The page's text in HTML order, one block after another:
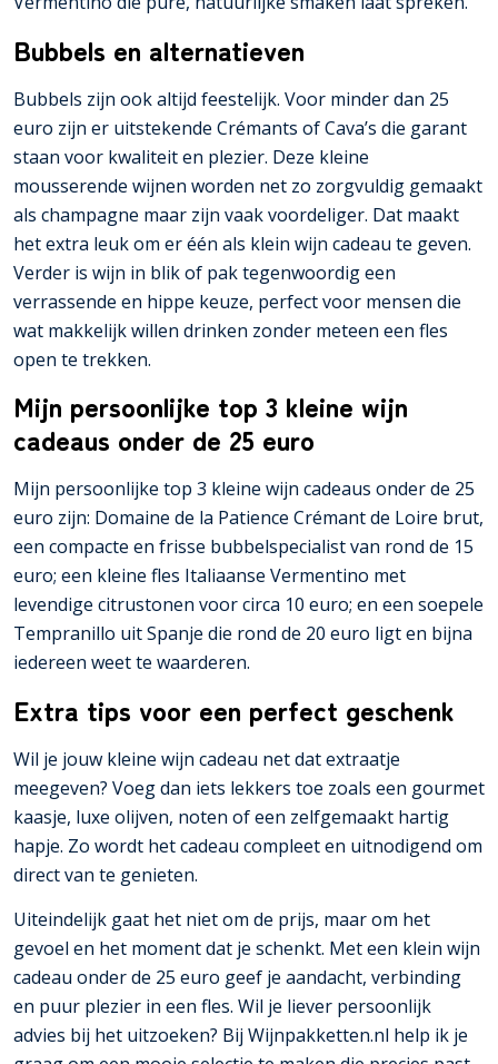
Bubbels en alternatieven
Bubbels zijn ook altijd feestelijk. Voor minder dan 25
euro zijn er uitstekende Crémants of Cava’s die garant
staan voor kwaliteit en plezier. Deze kleine
mousserende wijnen worden net zo zorgvuldig gemaakt
als champagne maar zijn vaak voordeliger. Dat maakt
het extra leuk om er één als klein wijn cadeau te geven.
Verder is wijn in blik of pak tegenwoordig een
verrassende en hippe keuze, perfect voor mensen die
wat makkelijk willen drinken zonder meteen een fles
open te trekken.
Mijn persoonlijke top 3 kleine wijn
cadeaus onder de 25 euro
Mijn persoonlijke top 3 kleine wijn cadeaus onder de 25
euro zijn: Domaine de la Patience Crémant de Loire brut,
een compacte en frisse bubbelspecialist van rond de 15
euro; een kleine fles Italiaanse Vermentino met
levendige citrustonen voor circa 10 euro; en een soepele
Tempranillo uit Spanje die rond de 20 euro ligt en bijna
iedereen weet te waarderen.
Extra tips voor een perfect geschenk
Wil je jouw kleine wijn cadeau net dat extraatje
meegeven? Voeg dan iets lekkers toe zoals een gourmet
kaasje, luxe olijven, noten of een zelfgemaakt hartig
hapje. Zo wordt het cadeau compleet en uitnodigend om
direct van te genieten.
Uiteindelijk gaat het niet om de prijs, maar om het
gevoel en het moment dat je schenkt. Met een klein wijn
cadeau onder de 25 euro geef je aandacht, verbinding
en puur plezier in een fles. Wil je liever persoonlijk
advies bij het uitzoeken? Bij Wijnpakketten.nl help ik je